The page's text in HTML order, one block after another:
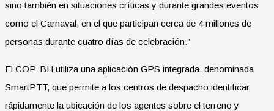
sino también en situaciones críticas y durante grandes eventos
como el Carnaval, en el que participan cerca de 4 millones de
personas durante cuatro días de celebración.”
El COP-BH utiliza una aplicación GPS integrada, denominada
SmartPTT, que permite a los centros de despacho identificar
rápidamente la ubicación de los agentes sobre el terreno y